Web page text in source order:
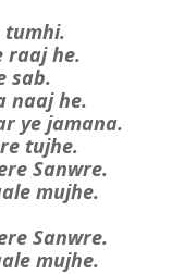
tumhi.
raaj he.
sab.
naaj he.
ye jamana.
tujhe.
Sanwre.
mujhe.
Sanwre.
mujhe.